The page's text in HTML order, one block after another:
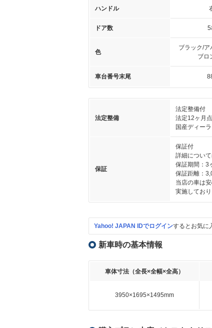
ハンドル
ドア数 5
色
ブラック/ア
ブロ
車台番号末尾
法定整備
法定整備付
法定12ヶ月
国産ディー
保証
保証付
詳細につい
保証期間：3
保証距離：
当店の車は
実施しており
Yahoo! JAPAN IDでログインするとお気に
新車時の基本情報
車体寸法（全長×全幅×全高）
3950×1695×1495mm